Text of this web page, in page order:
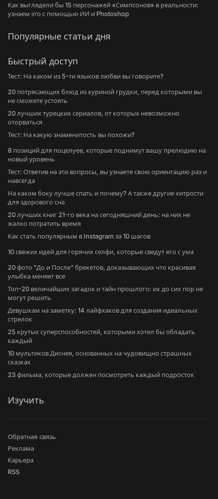
Как выглядели бы 15 персонажей «Симпсонов» в реальности:
узнаем это с помощью ИИ и Photoshop
Популярные статьи дня
Быстрый доступ
Тест: На каком из 5-ти языков любви вы говорите?
20 потрясающих блюд из куриной грудки, перед которыми вы
не сможете устоять
20 лучших турецких сериалов, от которых невозможно
оторваться
Тест: На какую знаменитость вы похожи?
8 позиций для поцелуев, которые поднимут вашу прелюдию на
новый уровень
Тест: Ответив на эти вопросы, вы узнаете свою ориентацию раз и
навсегда
На каком боку лучше спать и почему? А также другие хитрости
для здорового сна
20 лучших книг 21-го века на сегодняшний день: на них не
жалко потратить время
Как стать популярным в Instagram за 10 шагов
10 свежих идей для горячих селфи, которые сведут его с ума
20 фото "До и После" брекетов, доказывающих что красивая
улыбка меняет все
Топ-20 величайших загадок и тайн прошлого: их до сих пор не
могут решить
Девушкам на заметку: 14 лайфхаков для создания идеальных
стрелок
25 крутых суперспособностей, которыми хотел бы обладать
каждый
10 мультиков Диснея, основанных на чудовищно страшных
сказках
23 фильма, которые должен посмотреть каждый подросток
Изучить
Обратная связь
Реклама
Карьера
RSS